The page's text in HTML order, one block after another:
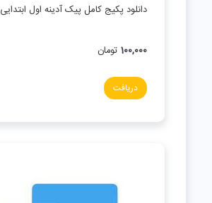
دانلود پکیج کامل پیک آدینه اول ابتدایی
100,000 تومان
دریافت